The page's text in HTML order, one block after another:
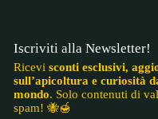
Iscriviti alla Newsletter!
Ricevisconti esclusivi,
sull’apicoltura e curiosità
mondo. Solo contenuti di
spam! 🐝🍯